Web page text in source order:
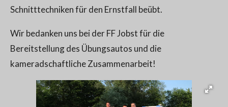
Schnitttechniken für den Ernstfall beübt.
Wir bedanken uns bei der FF Jobst für die
Bereitstellung des Übungsautos und die
kameradschaftliche Zusammenarbeit!